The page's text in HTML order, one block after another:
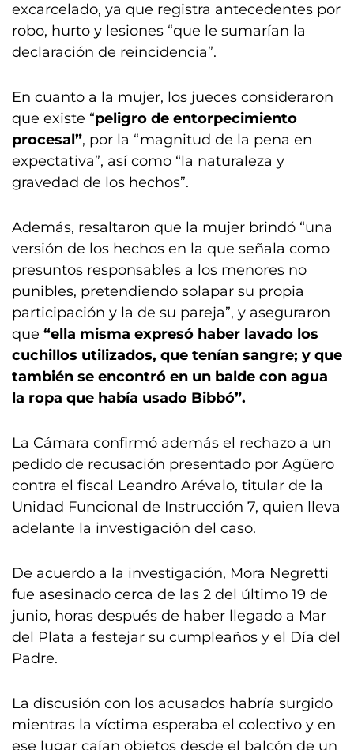
excarcelado, ya que registra antecedentes por
robo, hurto y lesiones “que le sumarían la
declaración de reincidencia”.
En cuanto a la mujer, los jueces consideraron
que existe “peligro de entorpecimiento
procesal”, por la “magnitud de la pena en
expectativa”, así como “la naturaleza y
gravedad de los hechos”.
Además, resaltaron que la mujer brindó “una
versión de los hechos en la que señala como
presuntos responsables a los menores no
punibles, pretendiendo solapar su propia
participación y la de su pareja”, y aseguraron
que “ella misma expresó haber lavado los
cuchillos utilizados, que tenían sangre; y que
también se encontró en un balde con agua
la ropa que había usado Bibbó”.
La Cámara confirmó además el rechazo a un
pedido de recusación presentado por Agüero
contra el fiscal Leandro Arévalo, titular de la
Unidad Funcional de Instrucción 7, quien lleva
adelante la investigación del caso.
De acuerdo a la investigación, Mora Negretti
fue asesinado cerca de las 2 del último 19 de
junio, horas después de haber llegado a Mar
del Plata a festejar su cumpleaños y el Día del
Padre.
La discusión con los acusados habría surgido
mientras la víctima esperaba el colectivo y en
ese lugar caían objetos desde el balcón de un